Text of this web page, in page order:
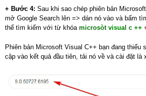
+ Bước 4: Sau khi sao chép phiên bản
mở Google Search lên => dán nó vào và bấm
thể tìm kiếm với từ khóa microsòt visual c ++
Phiên bản Microsoft Visual C++ bạn đang thiếu
cập vào kết quả đầu tiên, tải nó về và cài đặt là